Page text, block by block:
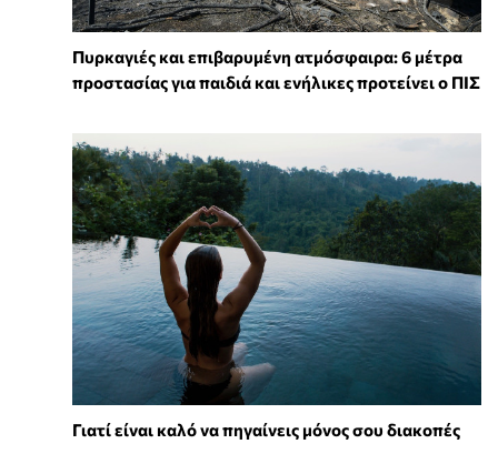
Πυρκαγιές και επιβαρυμένη ατμόσφαιρα: 6 μέτρα
προστασίας για παιδιά και ενήλικες προτείνει ο ΠΙΣ
Γιατί είναι καλό να πηγαίνεις μόνος σου διακοπές